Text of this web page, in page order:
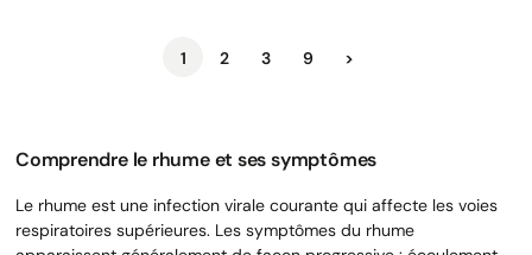
1 2 3 9 Suivant
>
Comprendre le rhume et ses symptômes
Le rhume est une infection virale courante qui affecte les voies
respiratoires supérieures. Les symptômes du rhume